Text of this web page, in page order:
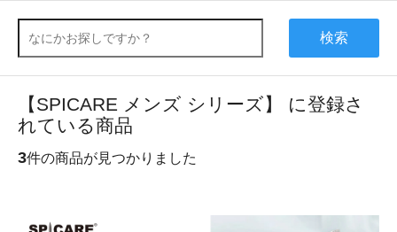
検索
【SPICARE メンズ シリーズ】 に登録さ
れている商品
3件の商品が見つかりました